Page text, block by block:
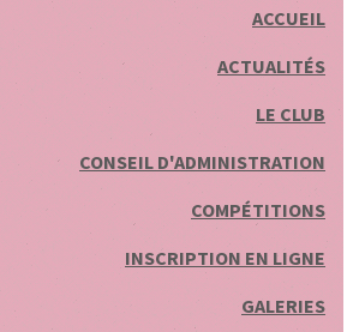
ACCUEIL
ACTUALITÉS
LE CLUB
CONSEIL D'ADMINISTRATION
COMPÉTITIONS
INSCRIPTION EN LIGNE
GALERIES